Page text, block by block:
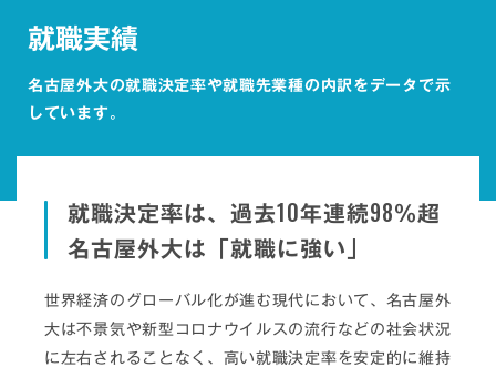
就職実績
名古屋外大の就職決定率や就職先業種の内訳をデータで示
しています。
就職決定率は、過去10年連続98%超
名古屋外大は「就職に強い」
世界経済のグローバル化が進む現代において、名古屋外
大は不景気や新型コロナウイルスの流行などの社会状況
に左右されることなく、高い就職決定率を安定的に維持